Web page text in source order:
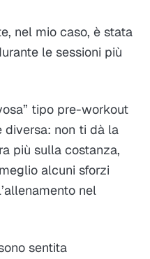
nel mio caso, è stata
le sessioni più
tipo pre-workout
diversa: non ti dà la
più sulla costanza,
alcuni sforzi
nel
sentita